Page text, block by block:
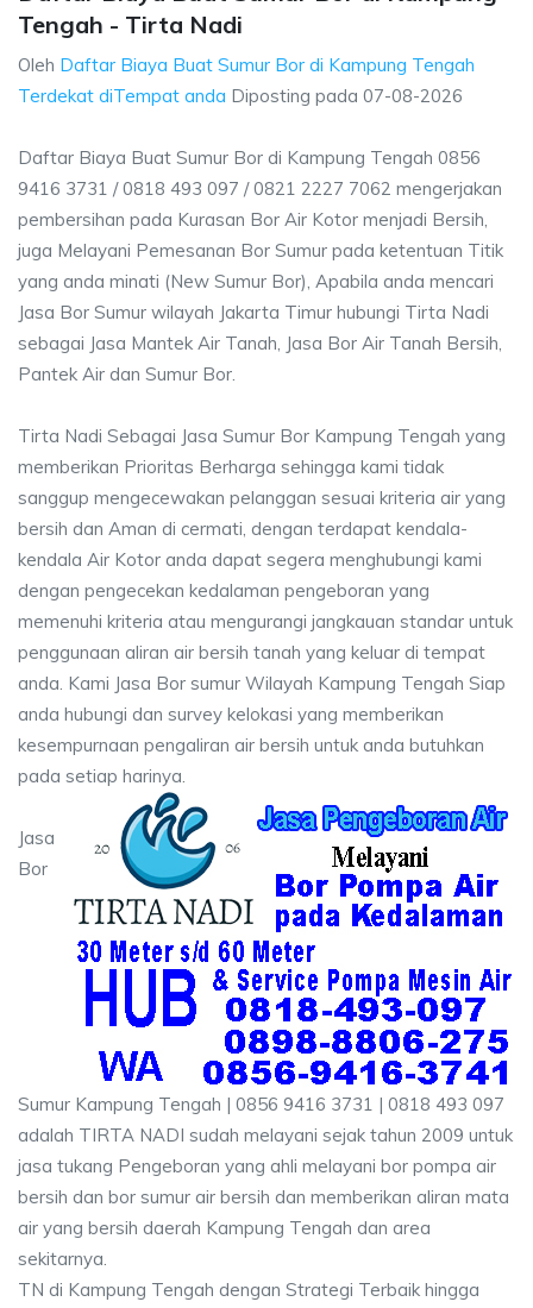
Tengah - Tirta Nadi
Oleh Daftar Biaya Buat Sumur Bor di Kampung Tengah
Terdekat diTempat anda Diposting pada 07-08-2026
Daftar Biaya Buat Sumur Bor di Kampung Tengah 0856
9416 3731 / 0818 493 097 / 0821 2227 7062 mengerjakan
pembersihan pada Kurasan Bor Air Kotor menjadi Bersih,
juga Melayani Pemesanan Bor Sumur pada ketentuan Titik
yang anda minati (New Sumur Bor), Apabila anda mencari
Jasa Bor Sumur wilayah Jakarta Timur hubungi Tirta Nadi
sebagai Jasa Mantek Air Tanah, Jasa Bor Air Tanah Bersih,
Pantek Air dan Sumur Bor.
Tirta Nadi Sebagai Jasa Sumur Bor Kampung Tengah yang
memberikan Prioritas Berharga sehingga kami tidak
sanggup mengecewakan pelanggan sesuai kriteria air yang
bersih dan Aman di cermati, dengan terdapat kendala-
kendala Air Kotor anda dapat segera menghubungi kami
dengan pengecekan kedalaman pengeboran yang
memenuhi kriteria atau mengurangi jangkauan standar untuk
penggunaan aliran air bersih tanah yang keluar di tempat
anda. Kami Jasa Bor sumur Wilayah Kampung Tengah Siap
anda hubungi dan survey kelokasi yang memberikan
kesempurnaan pengaliran air bersih untuk anda butuhkan
pada setiap harinya.
Jasa
Bor
Sumur Kampung Tengah | 0856 9416 3731 | 0818 493 097
adalah TIRTA NADI sudah melayani sejak tahun 2009 untuk
jasa tukang Pengeboran yang ahli melayani bor pompa air
bersih dan bor sumur air bersih dan memberikan aliran mata
air yang bersih daerah Kampung Tengah dan area
sekitarnya.
TN di Kampung Tengah dengan Strategi Terbaik hingga